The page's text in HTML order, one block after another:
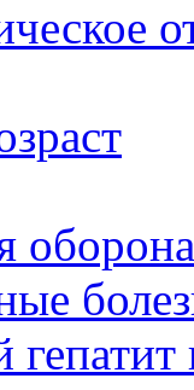
оборона